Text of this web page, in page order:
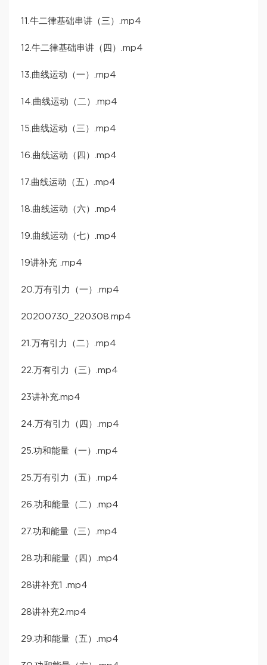
11.牛二律基础串讲（三）.mp4
12.牛二律基础串讲（四）.mp4
13.曲线运动（一）.mp4
14.曲线运动（二）.mp4
15.曲线运动（三）.mp4
16.曲线运动（四）.mp4
17.曲线运动（五）.mp4
18.曲线运动（六）.mp4
19.曲线运动（七）.mp4
19讲补充 .mp4
20.万有引力（一）.mp4
20200730_220308.mp4
21.万有引力（二）.mp4
22.万有引力（三）.mp4
23讲补充.mp4
24.万有引力（四）.mp4
25.功和能量（一）.mp4
25.万有引力（五）.mp4
26.功和能量（二）.mp4
27.功和能量（三）.mp4
28.功和能量（四）.mp4
28讲补充1 .mp4
28讲补充2.mp4
29.功和能量（五）.mp4